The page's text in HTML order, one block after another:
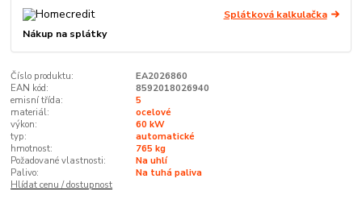
Splátková kalkulačka
Nákup na splátky
Číslo produktu:
EA2026860
EAN kód:
8592018026940
emisní třída:
5
materiál:
ocelové
výkon:
60 kW
typ:
automatické
hmotnost:
765 kg
Požadované vlastnosti:
Na uhlí
Palivo:
Na tuhá paliva
Hlídat cenu / dostupnost